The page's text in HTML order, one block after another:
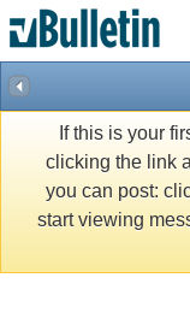
If this is your
clicking the link
you can post:
start viewing